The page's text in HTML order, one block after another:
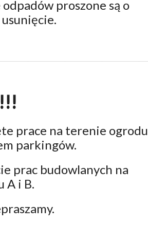
proszone są o
prace na terenie ogrodu
parkingów.
prac budowlanych na
A i B.